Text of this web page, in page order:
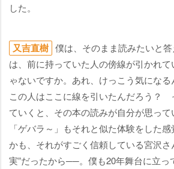
した。
又吉直樹 僕は、そのまま読みたいと
は、前に持っていた人の傍線が引かれ
ゃないですか。あれ、けっこう気にな
この人はここに線を引いたんだろう？
ていくと、その本の読みが自分が思って
「ゲバラ～」もそれと似た体験をした
かも、それがすごく信頼している宮沢さ
実”だったから──。僕も20年舞台に立っ